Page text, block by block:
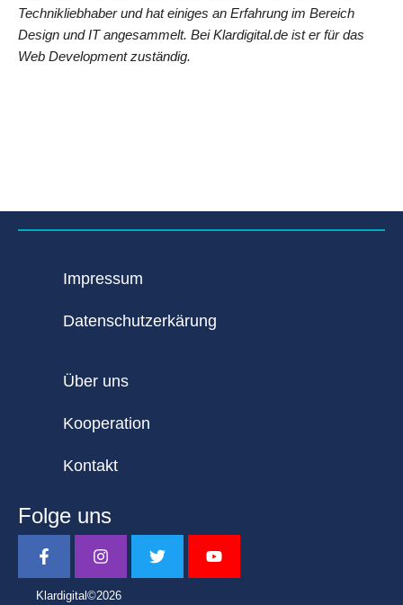
Technikliebhaber und hat einiges an Erfahrung im Bereich
Design und IT angesammelt. Bei Klardigital.de ist er für das
Web Development zuständig.
Impressum
Datenschutzerkärung
Über uns
Kooperation
Kontakt
Folge uns
Klardigital©2026